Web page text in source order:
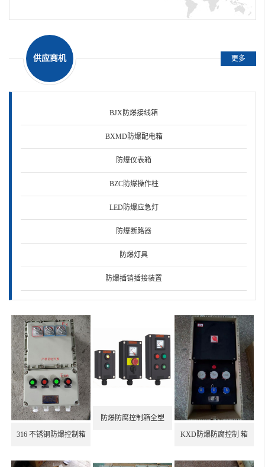
·现场开关三防操作柱
·SW-10隔爆型防爆照明开关
·BZM-10/250V防爆照明开关
·BMX-6K防爆照明配电箱
·BXK58-T防爆控制箱
供应商机 更多
BJX防爆接线箱
BXMD防爆配电箱
防爆仪表箱
BZC防爆操作柱
LED防爆应急灯
防爆断路器
防爆灯具
防爆插销插接装置
防爆检修箱
防爆穿线盒
防爆轴风机
防爆空调
316 不锈钢防爆控制箱
防爆防腐控制箱全塑
KXD防爆防腐控制 箱